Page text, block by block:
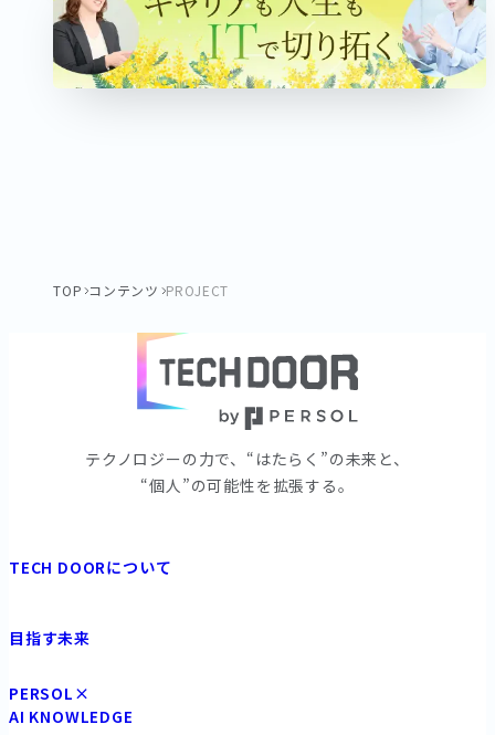
るターゲット
パーソルホールディングス
TOP コンテンツ PROJECT
テクノロジーの⼒で、“はたらく”の未来と、
“個⼈”の可能性を拡張する。
TECH DOORについて
目指す未来
PERSOL×
AI KNOWLEDGE